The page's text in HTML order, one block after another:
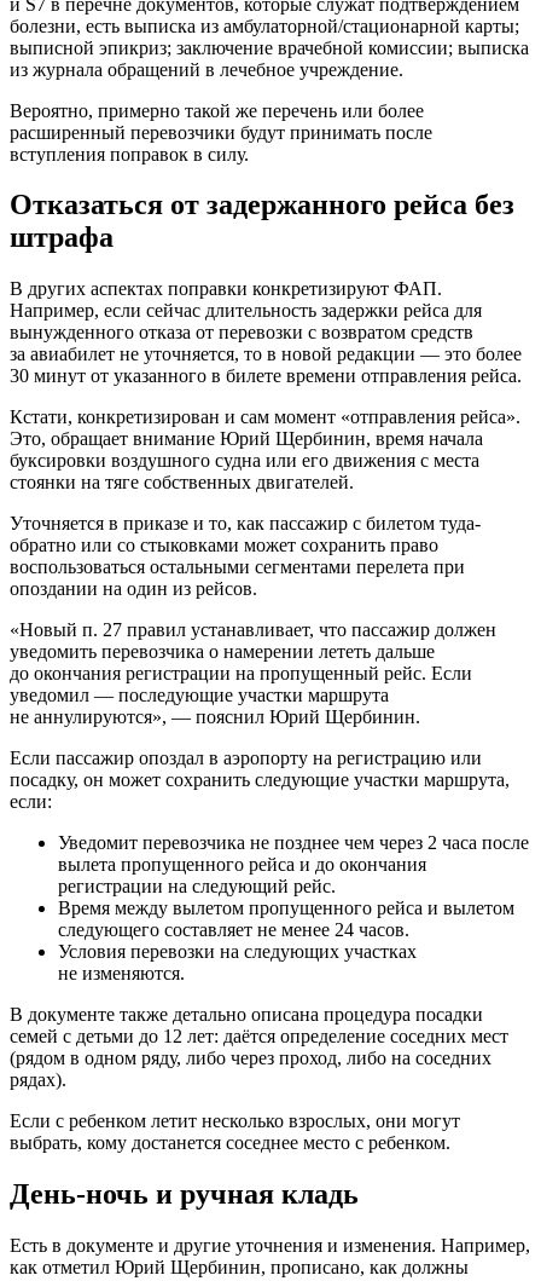
болезни, есть выписка из амбулаторной/стационарной карты;
выписной эпикриз; заключение врачебной комиссии; выписка
из журнала обращений в лечебное учреждение.
Вероятно, примерно такой же перечень или более
расширенный перевозчики будут принимать после
вступления поправок в силу.
Отказаться от задержанного рейса без
штрафа
В других аспектах поправки конкретизируют ФАП.
Например, если сейчас длительность задержки рейса для
вынужденного отказа от перевозки с возвратом средств
за авиабилет не уточняется, то в новой редакции — это более
30 минут от указанного в билете времени отправления рейса.
Кстати, конкретизирован и сам момент «отправления рейса».
Это, обращает внимание Юрий Щербинин, время начала
буксировки воздушного судна или его движения с места
стоянки на тяге собственных двигателей.
Уточняется в приказе и то, как пассажир с билетом туда-
обратно или со стыковками может сохранить право
воспользоваться остальными сегментами перелета при
опоздании на один из рейсов.
«Новый п. 27 правил устанавливает, что пассажир должен
уведомить перевозчика о намерении лететь дальше
до окончания регистрации на пропущенный рейс. Если
уведомил — последующие участки маршрута
не аннулируются», — пояснил Юрий Щербинин.
Если пассажир опоздал в аэропорту на регистрацию или
посадку, он может сохранить следующие участки маршрута,
если:
Уведомит перевозчика не позднее чем через 2 часа после
вылета пропущенного рейса и до окончания
регистрации на следующий рейс.
Время между вылетом пропущенного рейса и вылетом
следующего составляет не менее 24 часов.
Условия перевозки на следующих участках
не изменяются.
В документе также детально описана процедура посадки
семей с детьми до 12 лет: даётся определение соседних мест
(рядом в одном ряду, либо через проход, либо на соседних
рядах).
Если с ребенком летит несколько взрослых, они могут
выбрать, кому достанется соседнее место с ребенком.
День-ночь и ручная кладь
Есть в документе и другие уточнения и изменения. Например,
как отметил Юрий Щербинин, прописано, как должны